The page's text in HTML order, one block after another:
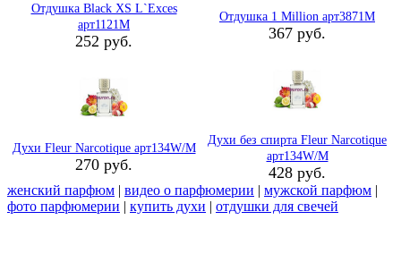
Отдушка Black XS L`Exces
арт1121M
252 руб.
Отдушка 1 Million арт3871M
367 руб.
Духи Fleur Narcotique арт134W/M
270 руб.
Духи без спирта Fleur Narcotique
арт134W/M
428 руб.
женский парфюм | видео о парфюмерии | мужской парфюм |
фото парфюмерии | купить духи | отдушки для свечей